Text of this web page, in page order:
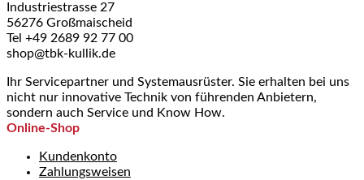
Industriestrasse 27
56276 Großmaischeid
Tel +49 2689 92 77 00
shop@tbk-kullik.de
Ihr Servicepartner und Systemausrüster. Sie erhalten bei uns
nicht nur innovative Technik von führenden Anbietern,
sondern auch Service und Know How.
Online-Shop
Kundenkonto
Zahlungsweisen